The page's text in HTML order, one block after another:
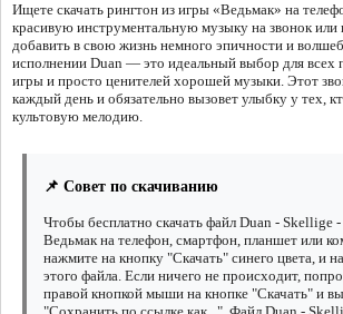
Ищете скачать рингтон из игры «Ведьмак» на
красивую инструментальную музыку на звонок или
добавить в свою жизнь немного эпичности и
исполнении Duan — это идеальный выбор для всех
игры и просто ценителей хорошей музыки. Этот
каждый день и обязательно вызовет улыбку у тех,
культовую мелодию.
📌 Совет по скачиванию
Чтобы бесплатно скачать файл Duan - Skellige
Ведьмак на телефон, смартфон, планшет или
нажмите на кнопку "Скачать" синего цвета, и
этого файла. Если ничего не происходит,
правой кнопкой мыши на кнопке "Скачать" и